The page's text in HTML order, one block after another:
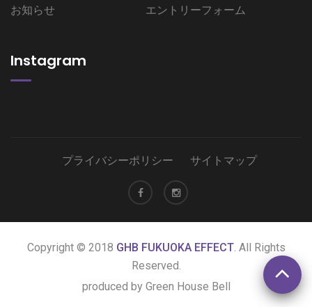
お知らせ
エントリーフォーム
Instagram
プライバシーポリシー サイトマップ
Copyright © 2018 GHB FUKUOKA EFFECT. All Rights
Reserved.
produced by Green House Bell